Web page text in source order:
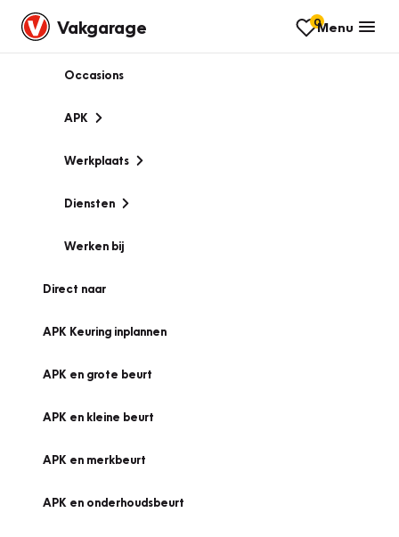
Vakgarage 0Menu
Occasions
APK
Werkplaats
Diensten
Werken bij
Direct naar
APK Keuring inplannen
APK en grote beurt
APK en kleine beurt
APK en merkbeurt
APK en onderhoudsbeurt